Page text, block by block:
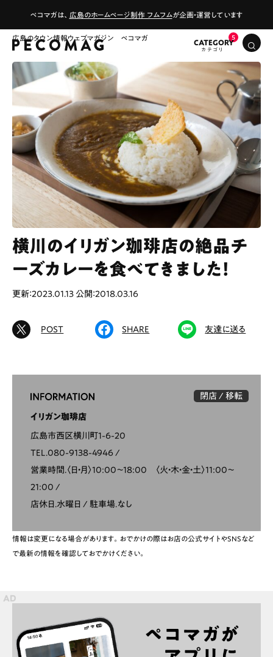
ペコマガは、 広島のホームページ制作 フムフムが企画・運営しています
広島のタウン情報ウェブマガジン ペコマガ
CATEGORY
# カフェ # ランチ # スイーツ
# 宮島
Special
Gourmet
ペコマガとは 運営会社
お問合せ 利用規約
横川のイリガン珈琲店の絶品チ
ーズカレーを食べてきました！
更新：2023.01.13 公開：2018.03.16
POST SHARE 友達に送る
閉店 / 移転
イリガン珈琲店
広島市西区横川町1-6-20
TEL.080-9138-4946
営業時間.〈日・月〉10:00〜18:00 〈火・木・金・土〉11:00〜
21:00
店休日.水曜日
駐車場.なし
情報は変更になる場合があります。おでかけの際はお店の公式サイトやSNSなど
で最新の情報を確認しておでかけください。